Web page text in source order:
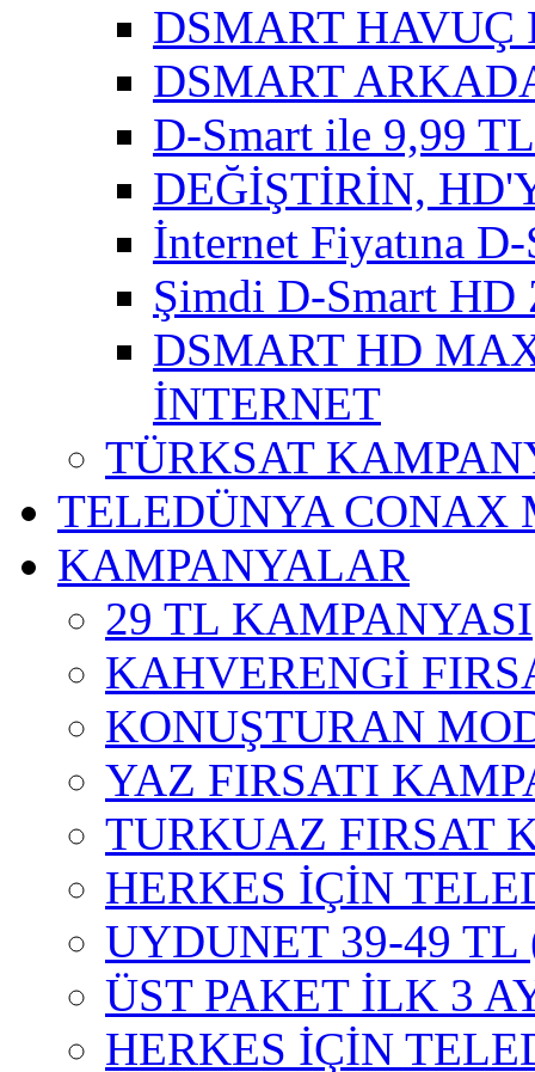
DSMART HAVUÇ
DSMART
D-Smart ile 9,99
DEĞİŞTİRİN,
İnternet Fiyatına
Şimdi D-Smart HD
DSMART HD
İNTERNET
TÜRKSAT
TELEDÜNYA CONAX
KAMPANYALAR
29 TL KAMPANYASI
KAHVERENGİ
KONUŞTURAN
YAZ FIRSATI
TURKUAZ FIRSAT
HERKES İÇİN
UYDUNET 39-49
ÜST PAKET İLK 3
HERKES İÇİN